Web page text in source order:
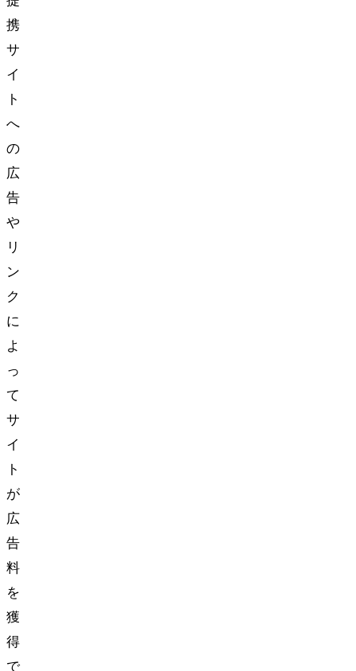
携
サ
イ
ト
へ
の
広
告
や
リ
ン
ク
に
よ
っ
て
サ
イ
ト
が
広
告
料
を
獲
得
で